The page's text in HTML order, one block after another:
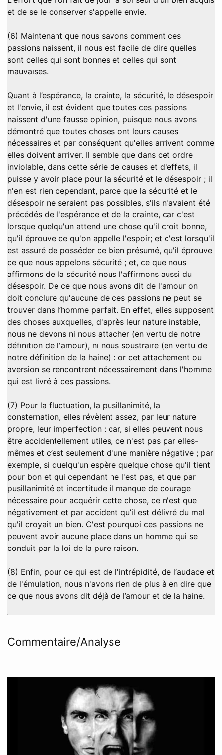
et de se le conserver s'appelle envie.
(6) Maintenant que nous savons comment ces
passions naissent, il nous est facile de dire quelles
sont celles qui sont bonnes et celles qui sont
mauvaises.
Quant à l’espérance, la crainte, la sécurité, le désespoir
et l'envie, il est évident que toutes ces passions
naissent d'une fausse opinion, puisque nous avons
démontré que toutes choses ont leurs causes
nécessaires et par conséquent qu'elles arrivent comme
elles doivent arriver. Il semble que dans cet ordre
inviolable, dans cette série de causes et d'effets, il
puisse y avoir place pour la sécurité et le désespoir ; il
n'en est rien cependant, parce que la sécurité et le
désespoir ne seraient pas possibles, s'ils n'avaient été
précédés de l'espérance et de la crainte, car c'est
lorsque quelqu'un attend une chose qu'il croit bonne,
qu'il éprouve ce qu'on appelle l'espoir; et c'est lorsqu'il
est assuré de posséder ce bien présumé, qu'il éprouve
ce que nous appelons sécurité ; et, ce que nous
affirmons de la sécurité nous l'affirmons aussi du
désespoir. De ce que nous avons dit de l'amour on
doit conclure qu'aucune de ces passions ne peut se
trouver dans l’homme parfait. En effet, elles supposent
des choses auxquelles, d'après leur nature instable,
nous ne devons ni nous attacher (en vertu de notre
définition de l'amour), ni nous soustraire (en vertu de
notre définition de la haine) : or cet attachement ou
aversion se rencontrent nécessairement dans l'homme
qui est livré à ces passions.
(7) Pour la fluctuation, la pusillanimité, la
consternation, elles révèlent assez, par leur nature
propre, leur imperfection : car, si elles peuvent nous
être accidentellement utiles, ce n'est pas par elles-
mêmes et c’est seulement d'une manière négative ; par
exemple, si quelqu'un espère quelque chose qu'il tient
pour bon et qui cependant ne l'est pas, et que par
pusillanimité et incertitude il manque de courage
nécessaire pour acquérir cette chose, ce n'est que
négativement et par accident qu’il est délivré du mal
qu'il croyait un bien. C'est pourquoi ces passions ne
peuvent avoir aucune place dans un homme qui se
conduit par la loi de la pure raison.
(8) Enfin, pour ce qui est de l'intrépidité, de l‘audace et
de l'émulation, nous n'avons rien de plus à en dire que
ce que nous avons dit déjà de l’amour et de la haine.
Commentaire/Analyse